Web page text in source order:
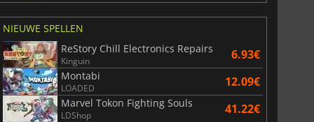
NIEUWE SPELLEN
ReStory Chill Electronics Repairs
Kinguin 6.93€
Montabi
LOADED 12.09€
Marvel Tokon Fighting Souls
LDShop 41.22€